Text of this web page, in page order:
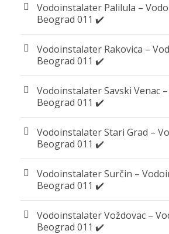
Vodoinstalater Palilula –
Beograd 011 ✔️
Vodoinstalater Rakovica –
Beograd 011 ✔️
Vodoinstalater Savski Venac
Beograd 011 ✔️
Vodoinstalater Stari Grad –
Beograd 011 ✔️
Vodoinstalater Surčin –
Beograd 011 ✔️
Vodoinstalater Voždovac –
Beograd 011 ✔️